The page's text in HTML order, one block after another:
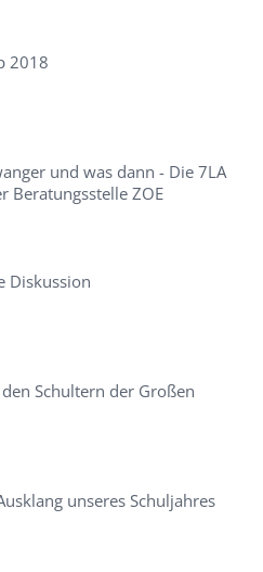
2018
und was dann - Die 7LA
Beratungsstelle ZOE
Diskussion
Schultern der Großen
unseres Schuljahres